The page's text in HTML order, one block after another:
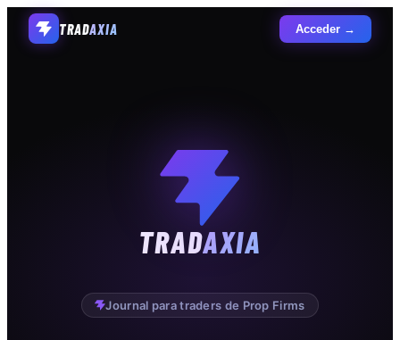
TRADAXIA Acceder →
TRADAXIA
Journal para traders de Prop Firms